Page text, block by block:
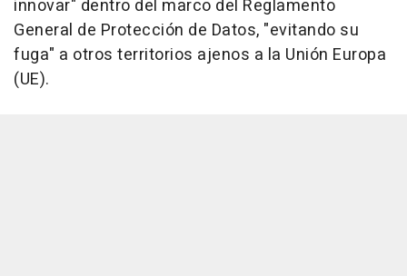
innovar" dentro del marco del Reglamento
General de Protección de Datos, "evitando su
fuga" a otros territorios ajenos a la Unión Europa
(UE).